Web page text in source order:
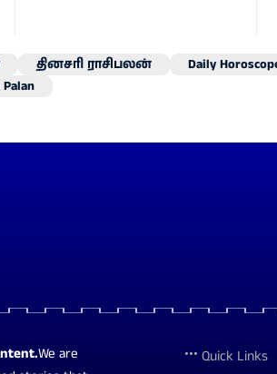
தினசரி ராசிபலன் Daily
Palan
We are
Quick Links